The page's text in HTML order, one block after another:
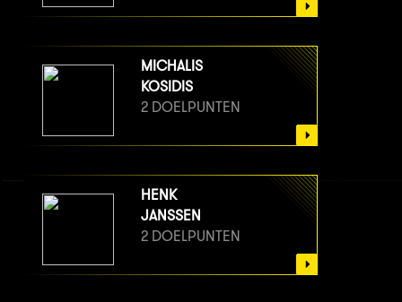
MICHALIS
KOSIDIS
2 DOELPUNTEN
HENK
JANSSEN
2 DOELPUNTEN